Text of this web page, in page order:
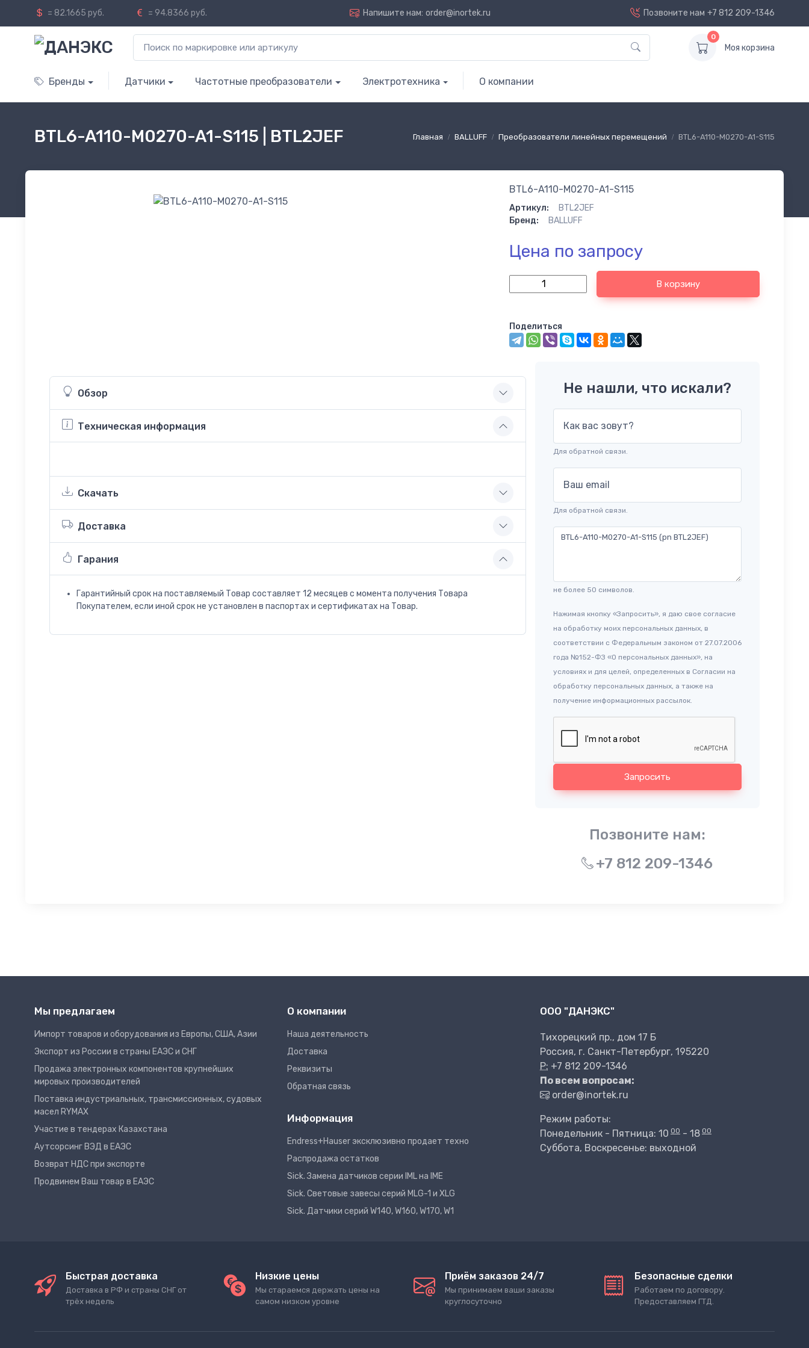
= 82.1665 руб. = 94.8366 руб. Напишите нам: order@inortek.ru Позвоните нам +7 812 209-1346
0
Моя корзина
Бренды Датчики Частотные преобразователи Электротехника О компании
Главная BALLUFF Преобразователи линейных перемещений BTL6-A110-M0270-A1-S115
BTL6-A110-M0270-A1-S115 | BTL2JEF
BTL6-A110-M0270-A1-S115
Артикул:
BTL2JEF
Бренд:
BALLUFF
Цена по запросу
В корзину
Поделиться
Обзор
Техническая информация
Скачать
Доставка
Гарания
Гарантийный срок на поставляемый Товар составляет 12 месяцев с момента получения Товара
Покупателем, если иной срок не установлен в паспортах и сертификатах на Товар.
Не нашли, что искали?
Как вас зовут?
Для обратной связи.
Ваш email
Для обратной связи.
не более 50 символов.
Нажимая кнопку «Запросить», я даю свое согласие
на обработку моих персональных данных, в
соответствии с Федеральным законом от 27.07.2006
года №152-ФЗ «О персональных данных», на
условиях и для целей, определенных в Согласии на
обработку персональных данных, а также на
получение информационных рассылок.
Запросить
Позвоните нам:
+7 812 209-1346
Мы предлагаем
Импорт товаров и оборудования из Европы, США, Азии
Экспорт из России в страны ЕАЭС и СНГ
Продажа электронных компонентов крупнейших
мировых производителей
Поставка индустриальных, трансмиссионных, судовых
масел RYMAX
Участие в тендерах Казахстана
Аутсорсинг ВЭД в ЕАЭС
Возврат НДС при экспорте
Продвинем Ваш товар в ЕАЭС
О компании
Наша деятельность
Доставка
Реквизиты
Обратная связь
Информация
Endress+Hauser эксклюзивно продает техно
Распродажа остатков
Sick. Замена датчиков серии IML на IME
Sick. Световые завесы серий MLG-1 и XLG
Sick. Датчики серий W140, W160, W170, W1
ООО "ДАНЭКС"
Тихорецкий пр., дом 17 Б
Россия, г. Санкт-Петербург, 195220
P: +7 812 209-1346
По всем вопросам:
order@inortek.ru
Режим работы:
Понедельник - Пятница: 10 00 - 18 00
Суббота, Воскресенье: выходной
Быстрая доставка
Доставка в РФ и страны СНГ от
трёх недель
Низкие цены
Мы стараемся держать цены на
самом низком уровне
Приём заказов 24/7
Мы принимаем ваши заказы
круглосуточно
Безопасные сделки
Работаем по договору.
Предоставляем ГТД.